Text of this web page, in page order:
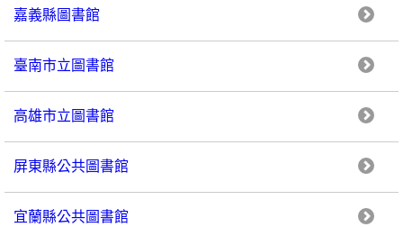
嘉義縣圖書館
臺南市立圖書館
高雄市立圖書館
屏東縣公共圖書館
宜蘭縣公共圖書館